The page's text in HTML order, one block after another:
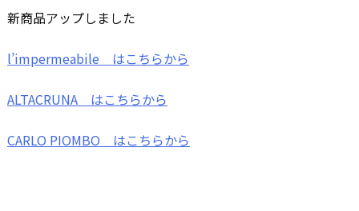
新商品アップしました
l’impermeabile はこちらから
ALTACRUNA はこちらから
CARLO PIOMBO はこちらから